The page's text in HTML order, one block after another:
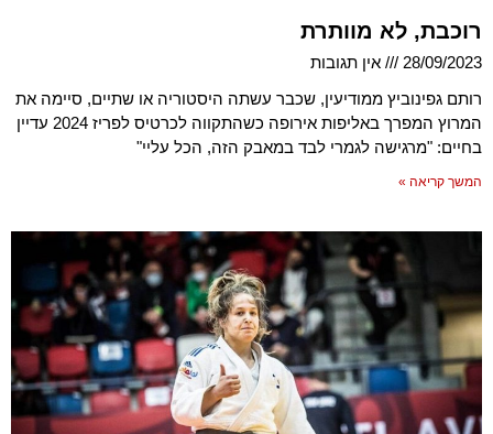
רוכבת, לא מוותרת
28/09/2023
אין תגובות
רותם גפינוביץ ממודיעין, שכבר עשתה היסטוריה או שתיים, סיימה את
המרוץ המפרך באליפות אירופה כשהתקווה לכרטיס לפריז 2024 עדיין
בחיים: "מרגישה לגמרי לבד במאבק הזה, הכל עליי"
המשך קריאה »